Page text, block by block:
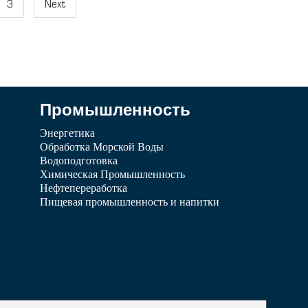
3 Next
Промышленность
Энергетика
Обработка Морской Воды
Водоподготовка
Химическая Промышленность
Нефтепереработка
Пищевая промышленность и напитки